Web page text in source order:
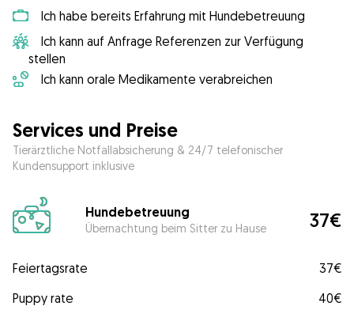
Ich habe bereits Erfahrung mit Hundebetreuung
Ich kann auf Anfrage Referenzen zur Verfügung
stellen
Ich kann orale Medikamente verabreichen
Services und Preise
Tierärztliche Notfallabsicherung & 24/7 telefonischer
Kundensupport inklusive
Hundebetreuung
Übernachtung beim Sitter zu Hause 37€
Feiertagsrate
37€
Puppy rate
40€